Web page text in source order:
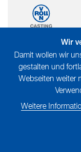
Wir
Damit wollen wir
gestalten und
Webseiten weiter
Weitere